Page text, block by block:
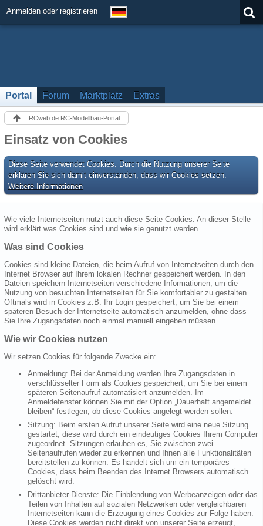
Anmelden oder registrieren
Portal Forum Marktplatz Extras
RCweb.de RC-Modellbau-Portal
Einsatz von Cookies
Diese Seite verwendet Cookies. Durch die Nutzung unserer Seite
erklären Sie sich damit einverstanden, dass wir Cookies setzen.
Weitere Informationen
Wie viele Internetseiten nutzt auch diese Seite Cookies. An dieser Stelle
wird erklärt was Cookies sind und wie sie genutzt werden.
Was sind Cookies
Cookies sind kleine Dateien, die beim Aufruf von Internetseiten durch den
Internet Browser auf Ihrem lokalen Rechner gespeichert werden. In den
Dateien speichern Internetseiten verschiedene Informationen, um die
Nutzung von besuchten Internetseiten für Sie komfortabler zu gestalten.
Oftmals wird in Cookies z.B. Ihr Login gespeichert, um Sie bei einem
späteren Besuch der Internetseite automatisch anzumelden, ohne dass
Sie Ihre Zugangsdaten noch einmal manuell eingeben müssen.
Wie wir Cookies nutzen
Wir setzen Cookies für folgende Zwecke ein:
Anmeldung: Bei der Anmeldung werden Ihre Zugangsdaten in
verschlüsselter Form als Cookies gespeichert, um Sie bei einem
späteren Seitenaufruf automatisiert anzumelden. Im
Anmeldefenster können Sie mit der Option „Dauerhaft angemeldet
bleiben“ festlegen, ob diese Cookies angelegt werden sollen.
Sitzung: Beim ersten Aufruf unserer Seite wird eine neue Sitzung
gestartet, diese wird durch ein eindeutiges Cookies Ihrem Computer
zugeordnet. Sitzungen erlauben es, Sie zwischen zwei
Seitenaufrufen wieder zu erkennen und Ihnen alle Funktionalitäten
bereitstellen zu können. Es handelt sich um ein temporäres
Cookies, dass beim Beenden des Internet Browsers automatisch
gelöscht wird.
Drittanbieter-Dienste: Die Einblendung von Werbeanzeigen oder das
Teilen von Inhalten auf sozialen Netzwerken oder vergleichbaren
Internetseiten kann die Erzeugung eines Cookies zur Folge haben.
Diese Cookies werden nicht direkt von unserer Seite erzeugt,